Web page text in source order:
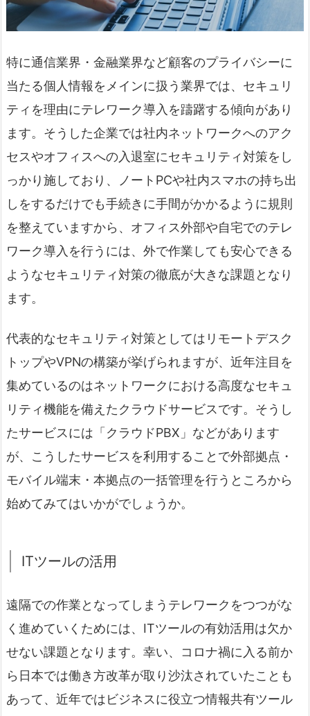
特に通信業界・金融業界など顧客のプライバシーに
当たる個人情報をメインに扱う業界では、セキュリ
ティを理由にテレワーク導入を躊躇する傾向があり
ます。そうした企業では社内ネットワークへのアク
セスやオフィスへの入退室にセキュリティ対策をし
っかり施しており、ノートPCや社内スマホの持ち出
しをするだけでも手続きに手間がかかるように規則
を整えていますから、オフィス外部や自宅でのテレ
ワーク導入を行うには、外で作業しても安心できる
ようなセキュリティ対策の徹底が大きな課題となり
ます。
代表的なセキュリティ対策としてはリモートデスク
トップやVPNの構築が挙げられますが、近年注目を
集めているのはネットワークにおける高度なセキュ
リティ機能を備えたクラウドサービスです。そうし
たサービスには「クラウドPBX」などがあります
が、こうしたサービスを利用することで外部拠点・
モバイル端末・本拠点の一括管理を行うところから
始めてみてはいかがでしょうか。
ITツールの活用
遠隔での作業となってしまうテレワークをつつがな
く進めていくためには、ITツールの有効活用は欠か
せない課題となります。幸い、コロナ禍に入る前か
ら日本では働き方改革が取り沙汰されていたことも
あって、近年ではビジネスに役立つ情報共有ツール